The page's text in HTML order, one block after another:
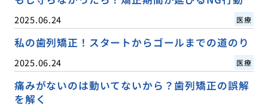
2025.06.24 医療
私の歯列矯正！スタートからゴールまでの道のり
2025.06.24 医療
痛みがないのは動いてないから？歯列矯正の誤解
を解く